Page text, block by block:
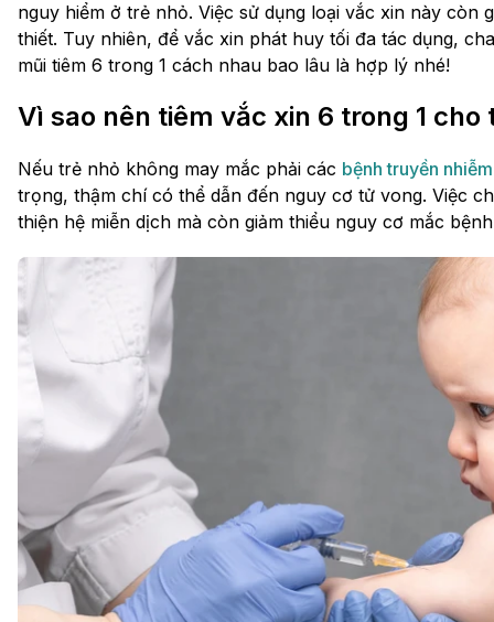
nguy hiểm ở trẻ nhỏ. Việc sử dụng loại vắc xin này còn
thiết. Tuy nhiên, để vắc xin phát huy tối đa tác dụng,
mũi tiêm 6 trong 1 cách nhau bao lâu là hợp lý nhé!
Vì sao nên tiêm vắc xin 6 trong 1 cho
Nếu trẻ nhỏ không may mắc phải các bệnh truyền nhiễm
trọng, thậm chí có thể dẫn đến nguy cơ tử vong. Việc
thiện hệ miễn dịch mà còn giảm thiểu nguy cơ mắc